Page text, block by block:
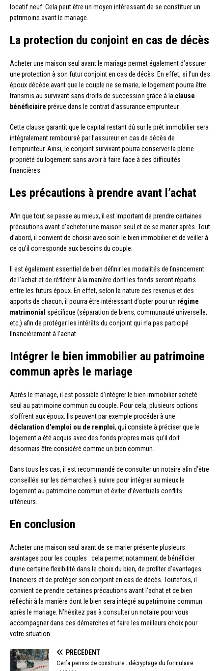
locatif neuf. Cela peut être un moyen intéressant de se constituer un
patrimoine avant le mariage.
La protection du conjoint en cas de décès
Acheter une maison seul avant le mariage permet également d’assurer
une protection à son futur conjoint en cas de décès. En effet, si l’un des
époux décède avant que le couple ne se marie, le logement pourra être
transmis au survivant sans droits de succession grâce à la clause
bénéficiaire prévue dans le contrat d’assurance emprunteur.
Cette clause garantit que le capital restant dû sur le prêt immobilier sera
intégralement remboursé par l’assureur en cas de décès de
l’emprunteur. Ainsi, le conjoint survivant pourra conserver la pleine
propriété du logement sans avoir à faire face à des difficultés
financières.
Les précautions à prendre avant l’achat
Afin que tout se passe au mieux, il est important de prendre certaines
précautions avant d’acheter une maison seul et de se marier après. Tout
d’abord, il convient de choisir avec soin le bien immobilier et de veiller à
ce qu’il corresponde aux besoins du couple.
Il est également essentiel de bien définir les modalités de financement
de l’achat et de réfléchir à la manière dont les fonds seront répartis
entre les futurs époux. En effet, selon la nature des revenus et des
apports de chacun, il pourra être intéressant d’opter pour un régime
matrimonial spécifique (séparation de biens, communauté universelle,
etc.) afin de protéger les intérêts du conjoint qui n’a pas participé
financièrement à l’achat.
Intégrer le bien immobilier au patrimoine
commun après le mariage
Après le mariage, il est possible d’intégrer le bien immobilier acheté
seul au patrimoine commun du couple. Pour cela, plusieurs options
s’offrent aux époux. Ils peuvent par exemple procéder à une
déclaration d’emploi ou de remploi, qui consiste à préciser que le
logement a été acquis avec des fonds propres mais qu’il doit
désormais être considéré comme un bien commun.
Dans tous les cas, il est recommandé de consulter un notaire afin d’être
conseillés sur les démarches à suivre pour intégrer au mieux le
logement au patrimoine commun et éviter d’éventuels conflits
ultérieurs.
En conclusion
Acheter une maison seul avant de se marier présente plusieurs
avantages pour les couples : cela permet notamment de bénéficier
d’une certaine flexibilité dans le choix du bien, de profiter d’avantages
financiers et de protéger son conjoint en cas de décès. Toutefois, il
convient de prendre certaines précautions avant l’achat et de bien
réfléchir à la manière dont le bien sera intégré au patrimoine commun
après le mariage. N’hésitez pas à consulter un notaire pour vous
accompagner dans ces démarches et faire les meilleurs choix pour
votre situation.
PRÉCÉDENT
Cerfa permis de construire : décryptage du formulaire